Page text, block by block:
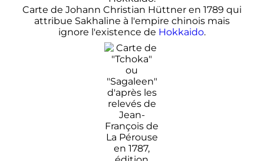
Carte de Johann Christian Hüttner en 1789 qui
attribue Sakhaline à l'empire chinois mais
ignore l'existence de Hokkaido.